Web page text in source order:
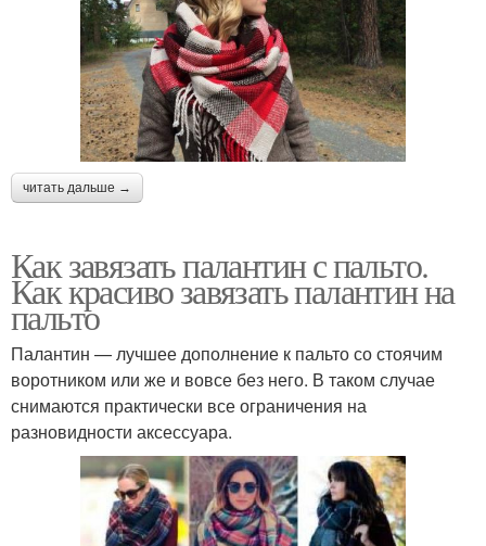
читать дальше →
Как завязать палантин с пальто.
Как красиво завязать палантин на
пальто
Палантин — лучшее дополнение к пальто со стоячим
воротником или же и вовсе без него. В таком случае
снимаются практически все ограничения на
разновидности аксессуара.